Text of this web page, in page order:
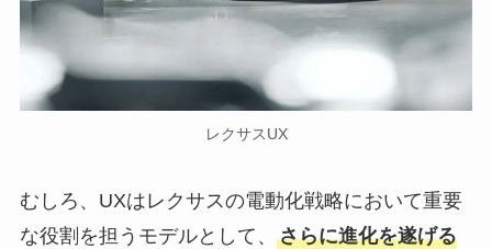
レクサスUX
むしろ、UXはレクサスの電動化戦略において重要
な役割を担うモデルとして、 さらに進化を遂げる